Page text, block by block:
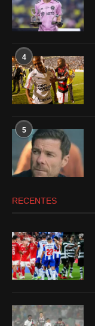
4
5
RECENTES